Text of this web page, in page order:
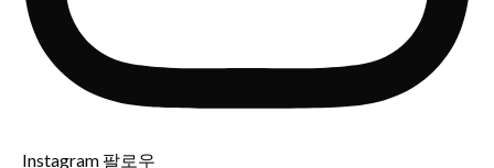
Instagram 팔로우